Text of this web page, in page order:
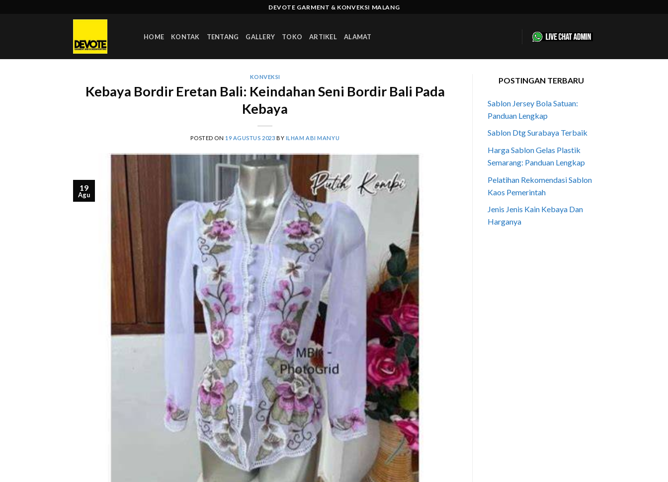
DEVOTE GARMENT & KONVEKSI MALANG
HOME KONTAK TENTANG GALLERY TOKO ARTIKEL ALAMAT
KONVEKSI
Kebaya Bordir Eretan Bali: Keindahan Seni Bordir Bali Pada
Kebaya
POSTED ON 19 AGUSTUS 2023 BY ILHAM ABI MANYU
19
Agu
POSTINGAN TERBARU
Sablon Jersey Bola Satuan:
Panduan Lengkap
Sablon Dtg Surabaya Terbaik
Harga Sablon Gelas Plastik
Semarang: Panduan Lengkap
Pelatihan Rekomendasi Sablon
Kaos Pemerintah
Jenis Jenis Kain Kebaya Dan
Harganya